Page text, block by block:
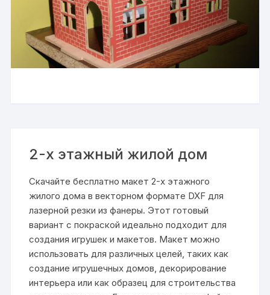
2-х этажный жилой дом
Скачайте бесплатно макет 2-х этажного
жилого дома в векторном формате DXF для
лазерной резки из фанеры. Этот готовый
вариант с покраской идеально подходит для
создания игрушек и макетов. Макет можно
использовать для различных целей, таких как
создание игрушечных домов, декорирование
интерьера или как образец для строительства